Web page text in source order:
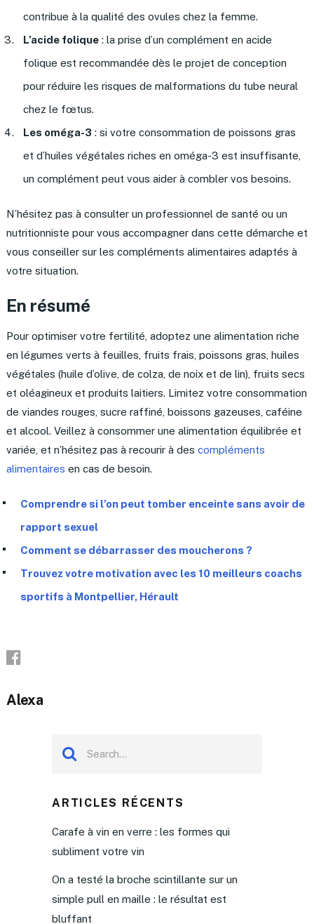
contribue à la qualité des ovules chez la femme.
L’acide folique: la prise d’un complément en acide
folique est recommandée dès le projet de conception
pour réduire les risques de malformations du tube neural
chez le fœtus.
Les oméga-3: si votre consommation de poissons gras
et d’huiles végétales riches en oméga-3 est insuffisante,
un complément peut vous aider à combler vos besoins.
N’hésitez pas à consulter un professionnel de santé ou un
nutritionniste pour vous accompagner dans cette démarche et
vous conseiller sur les compléments alimentaires adaptés à
votre situation.
En résumé
Pour optimiser votre fertilité, adoptez une alimentation riche
en légumes verts à feuilles, fruits frais, poissons gras, huiles
végétales (huile d’olive, de colza, de noix et de lin), fruits secs
et oléagineux et produits laitiers. Limitez votre consommation
de viandes rouges, sucre raffiné, boissons gazeuses, caféine
et alcool. Veillez à consommer une alimentation équilibrée et
variée, et n’hésitez pas à recourir à des compléments
alimentaires en cas de besoin.
Comprendre si l’on peut tomber enceinte sans avoir de
rapport sexuel
Comment se débarrasser des moucherons ?
Trouvez votre motivation avec les 10 meilleurs coachs
sportifs à Montpellier, Hérault
Alexa
ARTICLES RÉCENTS
Carafe à vin en verre : les formes qui
subliment votre vin
On a testé la broche scintillante sur un
simple pull en maille : le résultat est
bluffant